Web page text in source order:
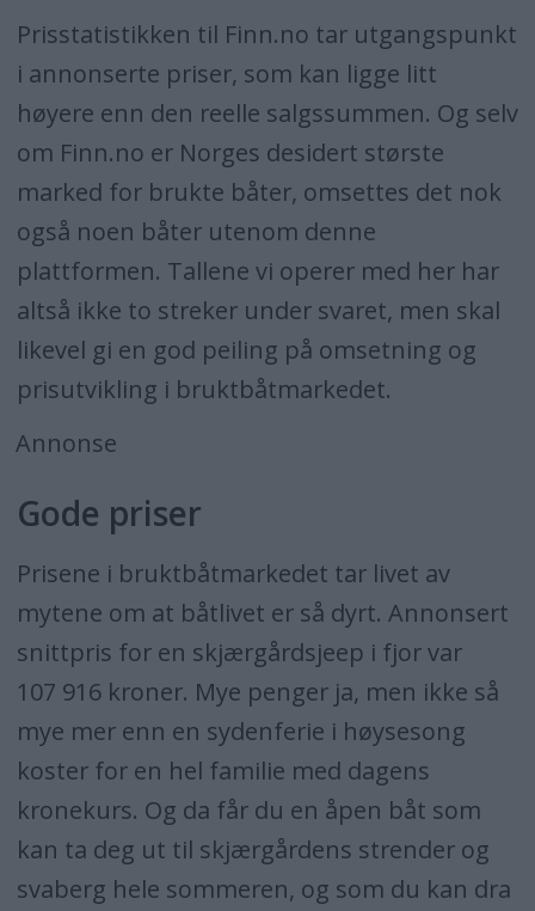
Prisstatistikken til Finn.no tar utgangspunkt
i annonserte priser, som kan ligge litt
høyere enn den reelle salgssummen. Og selv
om Finn.no er Norges desidert største
marked for brukte båter, omsettes det nok
også noen båter utenom denne
plattformen. Tallene vi operer med her har
altså ikke to streker under svaret, men skal
likevel gi en god peiling på omsetning og
prisutvikling i bruktbåtmarkedet.
Annonse
Gode priser
Prisene i bruktbåtmarkedet tar livet av
mytene om at båtlivet er så dyrt. Annonsert
snittpris for en skjærgårdsjeep i fjor var
107 916 kroner. Mye penger ja, men ikke så
mye mer enn en sydenferie i høysesong
koster for en hel familie med dagens
kronekurs. Og da får du en åpen båt som
kan ta deg ut til skjærgårdens strender og
svaberg hele sommeren, og som du kan dra